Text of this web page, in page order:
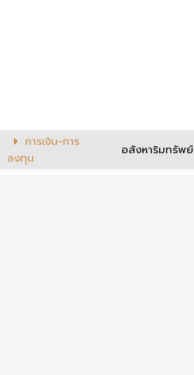
การเงิน-การ
ลงทุน
อสังหาริมทรัพย์